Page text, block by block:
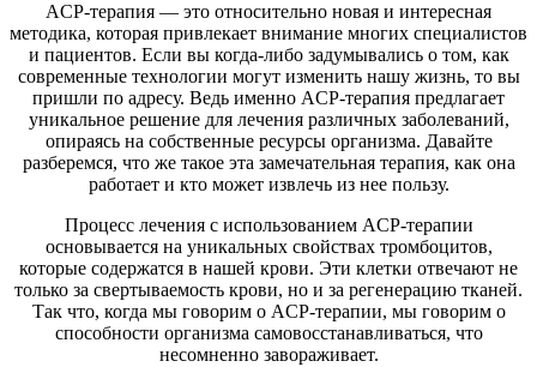
ACP-терапия — это относительно новая и интересная
методика, которая привлекает внимание многих специалистов
и пациентов. Если вы когда-либо задумывались о том, как
современные технологии могут изменить нашу жизнь, то вы
пришли по адресу. Ведь именно ACP-терапия предлагает
уникальное решение для лечения различных заболеваний,
опираясь на собственные ресурсы организма. Давайте
разберемся, что же такое эта замечательная терапия, как она
работает и кто может извлечь из нее пользу.
Процесс лечения с использованием ACP-терапии
основывается на уникальных свойствах тромбоцитов,
которые содержатся в нашей крови. Эти клетки отвечают не
только за свертываемость крови, но и за регенерацию тканей.
Так что, когда мы говорим о ACP-терапии, мы говорим о
способности организма самовосстанавливаться, что
несомненно завораживает.